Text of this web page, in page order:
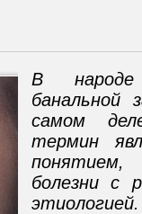
В
банальной
самом
термин
болезни с
этиологией.